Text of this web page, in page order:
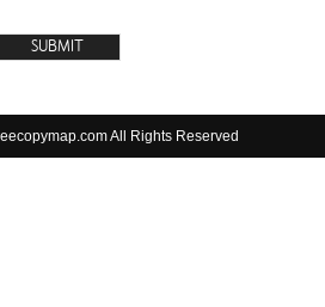
All Rights Reserved